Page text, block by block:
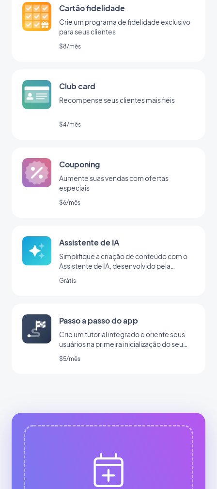
Cartão fidelidade
Crie um programa de fidelidade exclusivo
para seus clientes
$8/mês
Club card
Recompense seus clientes mais fiéis
$4/mês
Couponing
Aumente suas vendas com ofertas
especiais
$6/mês
Assistente de IA
Simplifique a criação de conteúdo com o
Assistente de IA, desenvolvido pela
Grátis
Passo a passo do app
Crie um tutorial integrado e oriente seus
usuários na primeira inicialização do seu
app
$5/mês